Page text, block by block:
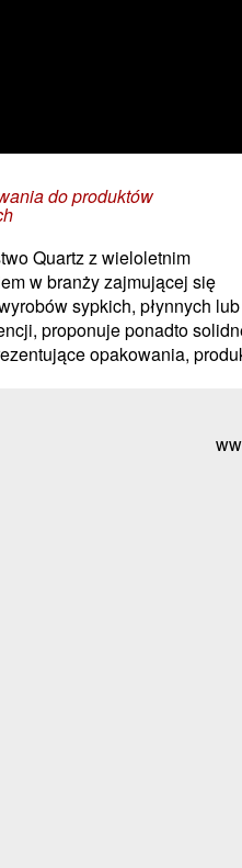
do produktów
Quartz z wieloletnim
w branży zajmującej się
sypkich, płynnych
proponuje ponadto
opakowania,